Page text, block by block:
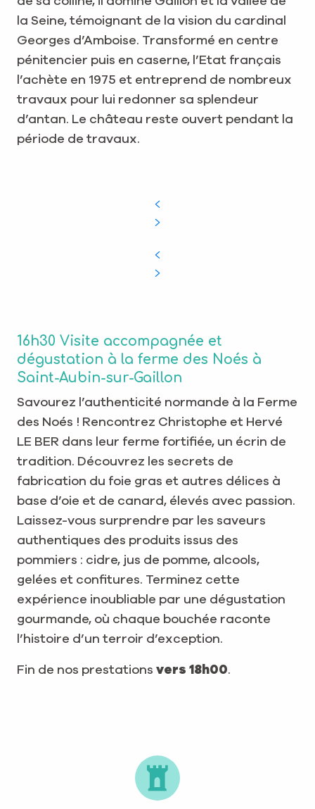
la Seine, témoignant de la vision du cardinal
Georges d’Amboise. Transformé en centre
pénitencier puis en caserne, l’Etat français
l’achète en 1975 et entreprend de nombreux
travaux pour lui redonner sa splendeur
d’antan. Le château reste ouvert pendant la
période de travaux.
16h30 Visite accompagnée et
dégustation à la ferme des Noés à
Saint-Aubin-sur-Gaillon
Savourez l’authenticité normande à la Ferme
des Noés ! Rencontrez Christophe et Hervé
LE BER dans leur ferme fortifiée, un écrin de
tradition. Découvrez les secrets de
fabrication du foie gras et autres délices à
base d’oie et de canard, élevés avec passion.
Laissez-vous surprendre par les saveurs
authentiques des produits issus des
pommiers : cidre, jus de pomme, alcools,
gelées et confitures. Terminez cette
expérience inoubliable par une dégustation
gourmande, où chaque bouchée raconte
l’histoire d’un terroir d’exception.
Fin de nos prestations vers 18h00.